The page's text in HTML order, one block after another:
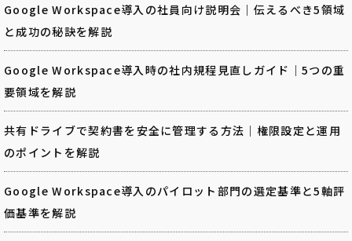
Google Workspace導入の社員向け説明会｜伝えるべき5領域
と成功の秘訣を解説
Google Workspace導入時の社内規程見直しガイド｜5つの重
要領域を解説
共有ドライブで契約書を安全に管理する方法｜権限設定と運用
のポイントを解説
Google Workspace導入のパイロット部門の選定基準と5軸評
価基準を解説